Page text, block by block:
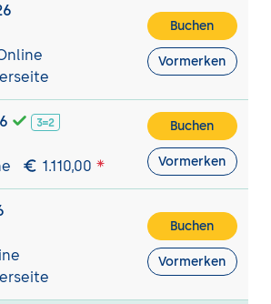
Concurrency und Parallele
(Project Loom)
26 und darüber hinaus
Optimierung)
Buchen
Vormerken
1.110,00
Buchen
Vormerken
Buchen
Vormerken